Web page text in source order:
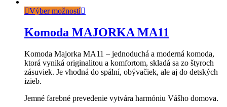
Výber možností
Komoda MAJORKA MA11
Komoda Majorka MA11 – jednoduchá a moderná komoda,
ktorá vyniká originalitou a komfortom, skladá sa zo štyroch
zásuviek. Je vhodná do spální, obývačiek, ale aj do detských
izieb.
Jemné farebné prevedenie vytvára harmóniu Vášho domova.